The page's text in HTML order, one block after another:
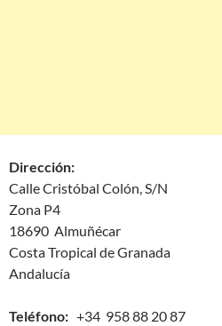
Dirección:
Calle Cristóbal Colón, S/N
Zona P4
18690 Almuñécar
Costa Tropical de Granada
Andalucía
Teléfono: +34 958 88 20 87